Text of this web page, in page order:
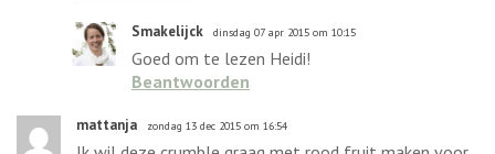
Smakelijck dinsdag 07 apr 2015 om 10:15
Goed om te lezen Heidi!
Beantwoorden
mattanja zondag 13 dec 2015 om 16:54